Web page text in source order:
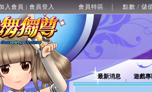
入會員 | 會員登入 會員特區 點數 / 儲
最新消息 遊戲